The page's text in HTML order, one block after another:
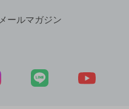
メールマガジン